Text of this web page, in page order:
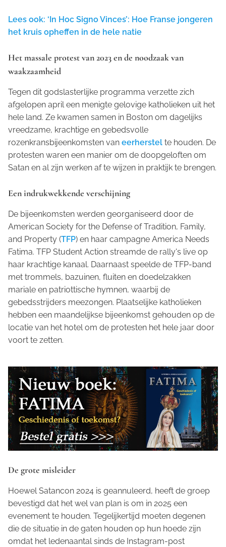
Lees ook: ‘In Hoc Signo Vinces’: Hoe Franse jongeren
het kruis opheffen in de hele natie
Het massale protest van 2023 en de noodzaak van
waakzaamheid
Tegen dit godslasterlijke programma verzette zich
afgelopen april een menigte gelovige katholieken uit het
hele land. Ze kwamen samen in Boston om dagelijks
vreedzame, krachtige en gebedsvolle
rozenkransbijeenkomsten van eerherstel te houden. De
protesten waren een manier om de doopgeloften om
Satan en al zijn werken af te wijzen in praktijk te brengen.
Een indrukwekkende verschijning
De bijeenkomsten werden georganiseerd door de
American Society for the Defense of Tradition, Family,
and Property (TFP) en haar campagne America Needs
Fatima. TFP Student Action streamde de rally's live op
haar krachtige kanaal. Daarnaast speelde de TFP-band
met trommels, bazuinen, fluiten en doedelzakken
mariale en patriottische hymnen, waarbij de
gebedsstrijders meezongen. Plaatselijke katholieken
hebben een maandelijkse bijeenkomst gehouden op de
locatie van het hotel om de protesten het hele jaar door
voort te zetten.
De grote misleider
Hoewel Satancon 2024 is geannuleerd, heeft de groep
bevestigd dat het wel van plan is om in 2025 een
evenement te houden. Tegelijkertijd moeten degenen
die de situatie in de gaten houden op hun hoede zijn
omdat het ledenaantal sinds de Instagram-post